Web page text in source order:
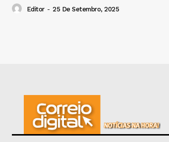
Editor - 25 De Setembro, 2025